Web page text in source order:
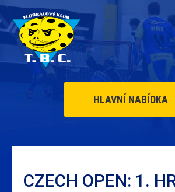
HLAVNÍ NABÍDKA
CZECH OPEN: 1.